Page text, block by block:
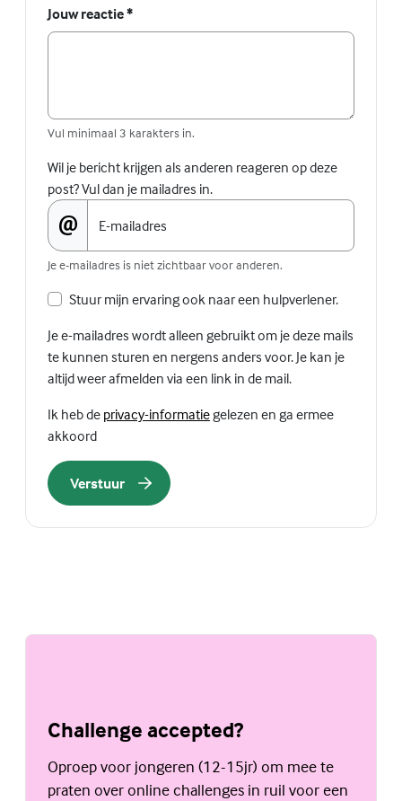
Jouw reactie*
Vul minimaal 3 karakters in.
Wil je bericht krijgen als anderen reageren op deze
post? Vul dan je mailadres in.
E-mailadres
Je e-mailadres is niet zichtbaar voor anderen.
Stuur mijn ervaring ook naar een hulpverlener.
Je e-mailadres wordt alleen gebruikt om je deze mails
te kunnen sturen en nergens anders voor. Je kan je
altijd weer afmelden via een link in de mail.
Ik heb de privacy-informatie(Externe link)
gelezen en ga ermee
akkoord
Verstuur
Challenge accepted?
Oproep voor jongeren (12-15jr) om mee te
praten over online challenges in ruil voor een